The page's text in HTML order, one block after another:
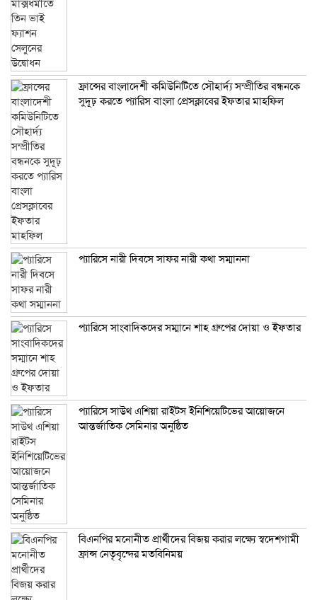
ফ্রান্সের বাংলাদেশী কমিউনিটিতে সৌহার্দ্য সম্প্রীতির বন্ধনকে
সুদূঢ় করতে প্যারিস বাংলা প্রেসক্লাবের ইফতার মাহফিল
প্যারিসে নারী দিবসে সাফর নারী কথা সম্মাননা
প্যারিসে সাংবাদিকদের সম্মানে শাহ গ্রুপের দোয়া ও ইফতার
প্যারিসে সাউথ এশিয়া রাইটস ইনিশিয়েটিভের আয়োজনে
আন্তর্জাতিক সেমিনার অনুষ্ঠিত
বিএনপির মনোনীত প্রার্থীদের বিজয় করার লক্ষ্যে স্বদেশগামী
ফ্রান্স নেতৃবৃন্দের মতবিনিময়